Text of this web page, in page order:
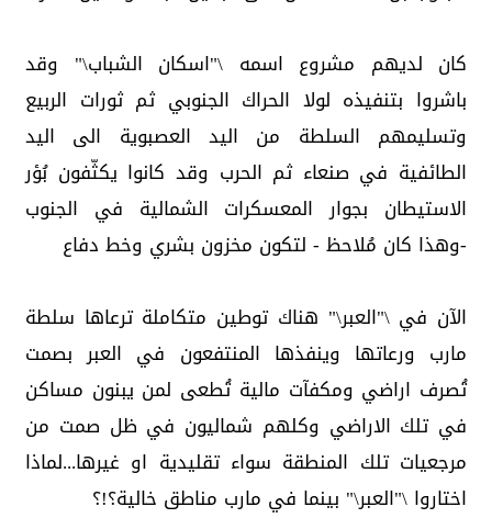
كان لديهم مشروع اسمه \"اسكان الشباب\" وقد
باشروا بتنفيذه لولا الحراك الجنوبي ثم ثورات الربيع
وتسليمهم السلطة من اليد العصبوية الى اليد
الطائفية في صنعاء ثم الحرب وقد كانوا يكثّفون بُؤر
الاستيطان بجوار المعسكرات الشمالية في الجنوب
-وهذا كان مُلاحظ - لتكون مخزون بشري وخط دفاع
الآن في \"العبر\" هناك توطين متكاملة ترعاها سلطة
مارب ورعاتها وينفذها المنتفعون في العبر بصمت
تُصرف اراضي ومكفآت مالية تُطعى لمن يبنون مساكن
في تلك الاراضي وكلهم شماليون في ظل صمت من
مرجعيات تلك المنطقة سواء تقليدية او غيرها...لماذا
اختاروا \"العبر\" بينما في مارب مناطق خالية؟!؟